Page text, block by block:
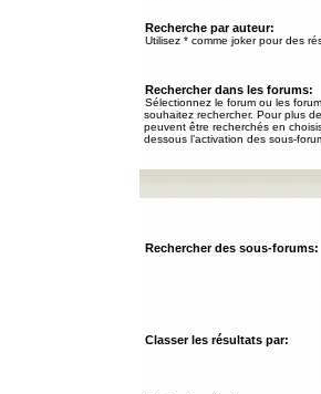
Recherche par auteur:
Utilisez * comme joker pour des
Rechercher dans les forums:
Sélectionnez le forum ou les
souhaitez rechercher. Pour plus
peuvent être recherchés en
dessous l’activation des sous-
Rechercher des sous-forums:
Classer les résultats par: